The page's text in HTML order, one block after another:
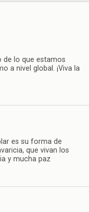
de lo que estamos
a nivel global. ¡Viva la
es su forma de
que vivan los
y mucha paz